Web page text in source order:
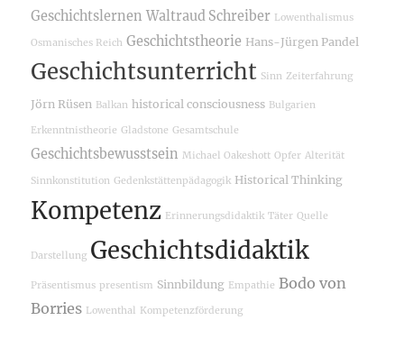
Geschichtslernen Waltraud Schreiber Lowenthalismus
Osmanisches Reich Geschichtstheorie Hans-Jürgen Pandel
Geschichtsunterricht Sinn Zeiterfahrung
Jörn Rüsen Balkan historical consciousness Bulgarien
Erkenntnistheorie Gladstone Gesamtschule
Geschichtsbewusstsein Michael Oakeshott Opfer Alterität
Sinnkonstitution Gedenkstättenpädagogik Historical Thinking
Kompetenz Erinnerungsdidaktik Täter Quelle
Darstellung Geschichtsdidaktik
Präsentismus presentism Sinnbildung Empathie Bodo von
Borries Lowenthal Kompetenzförderung